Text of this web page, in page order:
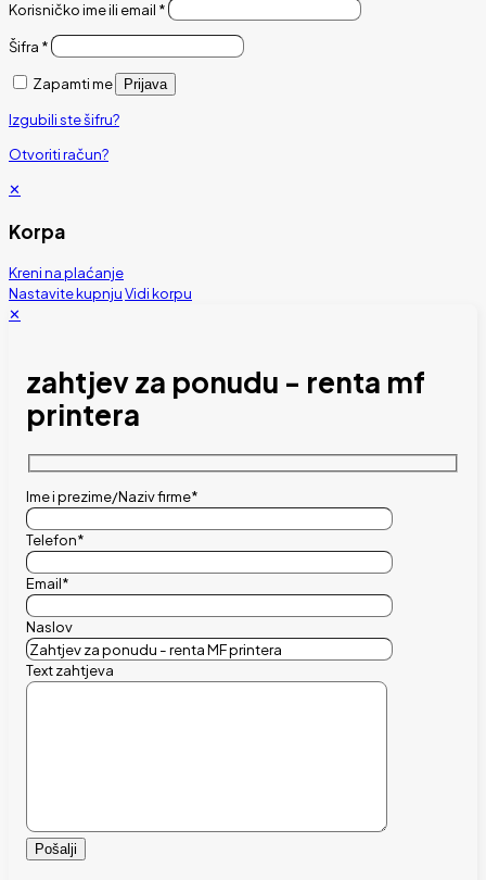
Korisničko ime ili email *
Šifra *
Zapamti me Prijava
Izgubili ste šifru?
Otvoriti račun?
✕
Korpa
Kreni na plaćanje
Nastavite kupnjuVidi korpu
✕
zahtjev za ponudu - renta mf
printera
Ime i prezime/Naziv firme*
Telefon*
Email*
Naslov
Text zahtjeva